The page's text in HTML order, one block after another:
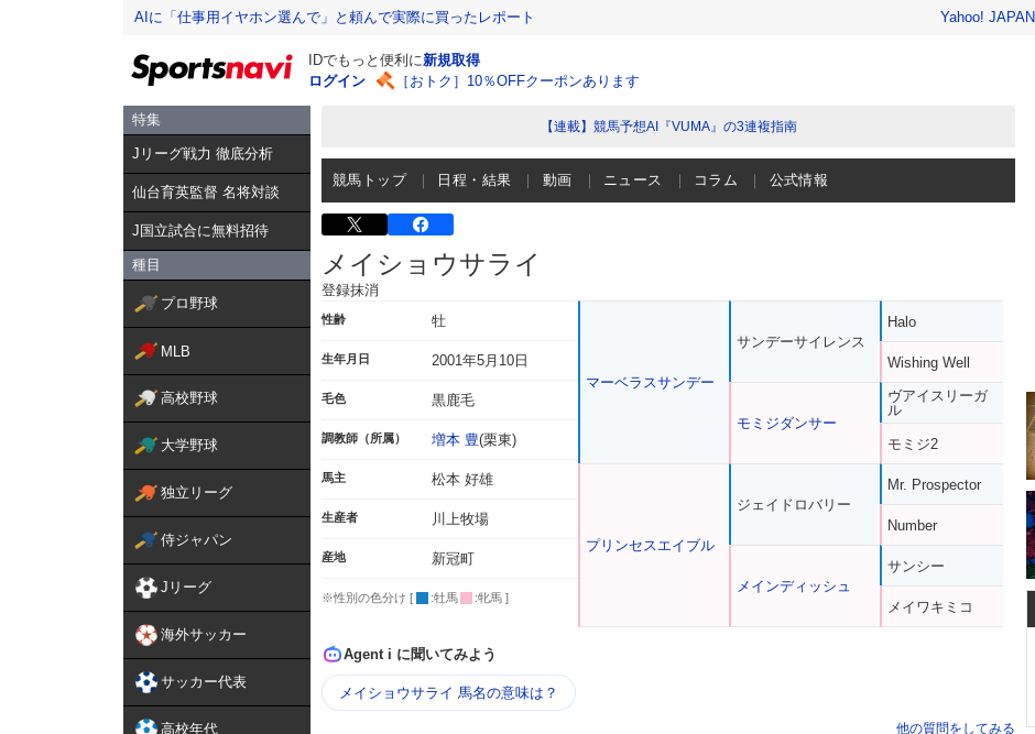
AIに「仕事用イヤホン選んで」と頼んで実際に買ったレポート Yahoo! JAPAN
IDでもっと便利に新規取得
ログイン
［おトク］10％OFFクーポンあります
特集
Jリーグ戦力 徹底分析
仙台育英監督 名将対談
J国立試合に無料招待
種目
プロ野球
MLB
高校野球
大学野球
独立リーグ
侍ジャパン
Jリーグ
海外サッカー
サッカー代表
高校年代
【連載】競馬予想AI『VUMA』の3連複指南
競馬トップ 日程・結果 動画 ニュース コラム 公式情報
メイショウサライ
登録抹消
性齢 牡
生年月日 2001年5月10日
毛色 黒鹿毛
調教師（所属） 増本 豊(栗東)
馬主 松本 好雄
生産者 川上牧場
産地 新冠町
※性別の色分け [ :牡馬 :牝馬 ]
マーベラスサンデー
プリンセスエイブル
サンデーサイレンス
モミジダンサー
ジェイドロバリー
メインディッシュ
Halo
Wishing Well
ヴアイスリーガ
ル
モミジ2
Mr. Prospector
Number
サンシー
メイワキミコ
Agent i に聞いてみよう
メイショウサライ 馬名の意味は？
他の質問をしてみる